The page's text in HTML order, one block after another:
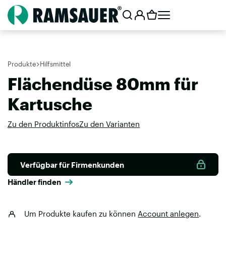
Produkte Hilfsmittel
Flächendüse 80mm für
Kartusche
Zu den ProduktinfosZu den Varianten
Verfügbar für Firmenkunden
Händler finden
Um Produkte kaufen zu können Account anlegen